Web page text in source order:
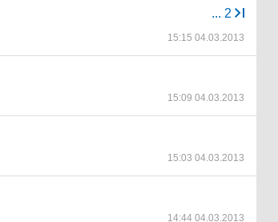
... 2
15:15 04.03.2013
15:09 04.03.2013
15:03 04.03.2013
14:44 04.03.2013